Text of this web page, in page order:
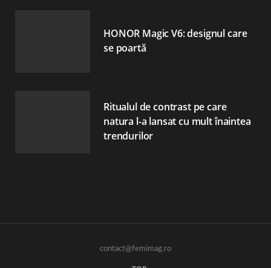
HONOR Magic V6: designul care
se poartă
Ritualul de contrast pe care
natura l-a lansat cu mult înaintea
trendurilor
contact@femimag.ro